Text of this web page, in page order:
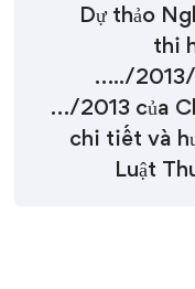
Dự thảo
thi
…../
…/2013 của
chi tiết và
Luật